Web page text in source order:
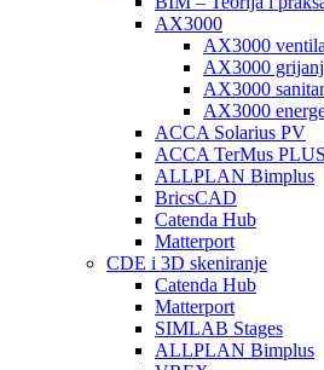
AX3000
AX3000
AX3000
AX3000
AX3000
ACCA Solarius PV
ACCA TerMus PLUS
ALLPLAN Bimplus
BricsCAD
Catenda Hub
Matterport
CDE i 3D skeniranje
Catenda Hub
Matterport
SIMLAB Stages
ALLPLAN Bimplus